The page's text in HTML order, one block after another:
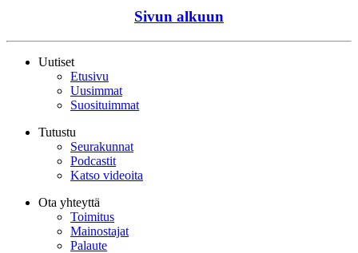
Sivun alkuun
Uutiset
Etusivu
Uusimmat
Suosituimmat
Tutustu
Seurakunnat
Podcastit
Katso videoita
Ota yhteyttä
Toimitus
Mainostajat
Palaute